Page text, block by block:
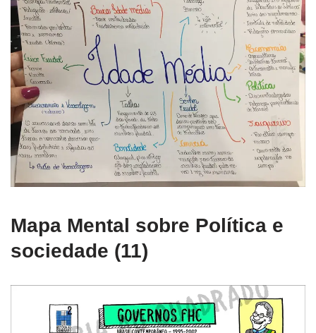
Mapa Mental sobre Política e
sociedade (11)